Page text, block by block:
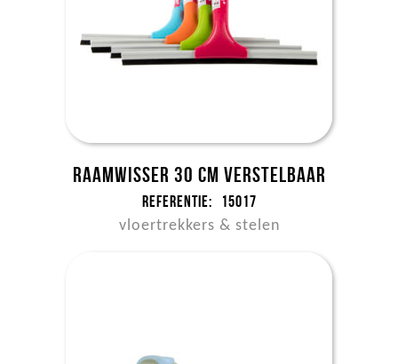
Raamwisser 30 cm verstelbaar
Referentie: 15017
vloertrekkers & stelen